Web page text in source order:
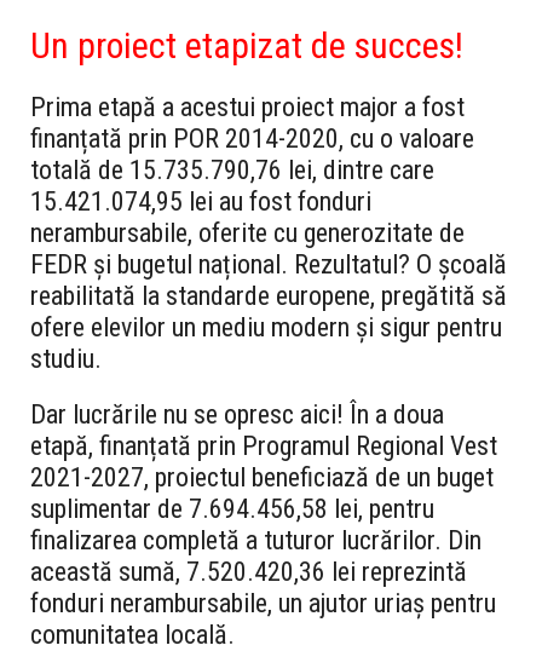
Un proiect etapizat de succes!
Prima etapă a acestui proiect major a fost
finanțată prin POR 2014-2020, cu o valoare
totală de 15.735.790,76 lei, dintre care
15.421.074,95 lei au fost fonduri
nerambursabile, oferite cu generozitate de
FEDR și bugetul național. Rezultatul? O școală
reabilitată la standarde europene, pregătită să
ofere elevilor un mediu modern și sigur pentru
studiu.
Dar lucrările nu se opresc aici! În a doua
etapă, finanțată prin Programul Regional Vest
2021-2027, proiectul beneficiază de un buget
suplimentar de 7.694.456,58 lei, pentru
finalizarea completă a tuturor lucrărilor. Din
această sumă, 7.520.420,36 lei reprezintă
fonduri nerambursabile, un ajutor uriaș pentru
comunitatea locală.